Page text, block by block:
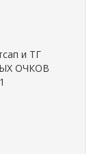
и ТГ
ОЧКОВ